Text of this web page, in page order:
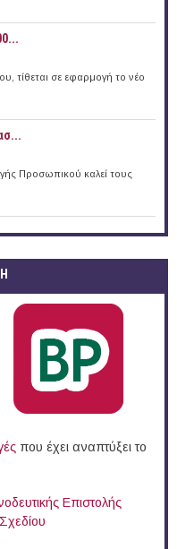
τίθεται σε εφαρμογή το νέο
Προσωπικού καλεί τους
που έχει αναπτύξει το
Επιστολής